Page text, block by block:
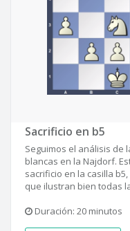
Sacrificio en b5
Seguimos el análisis de
blancas en la Najdorf.
sacrificio en la casilla
que ilustran bien todas
Duración: 20 minutos